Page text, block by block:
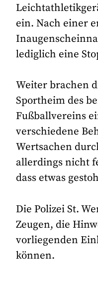
ein. Nach einer
lediglich eine
Weiter brachen
Sportheim des
Fußballvereins
verschiedene
Wertsachen
allerdings nicht
dass etwas
Die Polizei St.
Zeugen, die
vorliegenden
können.